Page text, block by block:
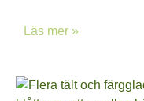
Läs mer »